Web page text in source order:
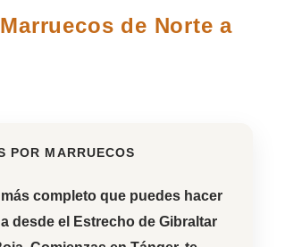
de Norte a
POR MARRUECOS
completo que puedes hacer
desde el Estrecho de Gibraltar